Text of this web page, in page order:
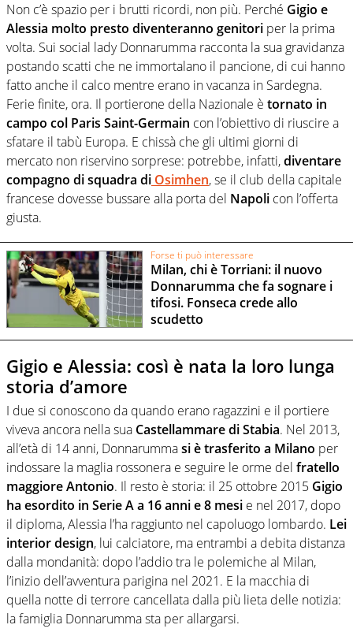
Non c’è spazio per i brutti ricordi, non più. Perché Gigio e
Alessia molto presto diventeranno genitori per la prima
volta. Sui social lady Donnarumma racconta la sua gravidanza
postando scatti che ne immortalano il pancione, di cui hanno
fatto anche il calco mentre erano in vacanza in Sardegna.
Ferie finite, ora. Il portierone della Nazionale è tornato in
campo col Paris Saint-Germain con l’obiettivo di riuscire a
sfatare il tabù Europa. E chissà che gli ultimi giorni di
mercato non riservino sorprese: potrebbe, infatti,diventare
compagno di squadra di Osimhen, se il club della capitale
francese dovesse bussare alla porta del Napoli con l’offerta
giusta.
Forse ti può interessare
Milan, chi è Torriani: il nuovo
Donnarumma che fa sognare i
tifosi. Fonseca crede allo
scudetto
Gigio e Alessia: così è nata la loro lunga
storia d’amore
I due si conoscono da quando erano ragazzini e il portiere
viveva ancora nella sua Castellammare di Stabia. Nel 2013,
all’età di 14 anni, Donnarummasi è trasferito a Milano per
indossare la maglia rossonera e seguire le orme del fratello
maggiore Antonio. Il resto è storia: il 25 ottobre 2015 Gigio
ha esordito in Serie A a 16 anni e 8 mesi e nel 2017, dopo
il diploma, Alessia l’ha raggiunto nel capoluogo lombardo. Lei
interior design, lui calciatore, ma entrambi a debita distanza
dalla mondanità: dopo l’addio tra le polemiche al Milan,
l’inizio dell’avventura parigina nel 2021. E la macchia di
quella notte di terrore cancellata dalla più lieta delle notizia:
la famiglia Donnarumma sta per allargarsi.